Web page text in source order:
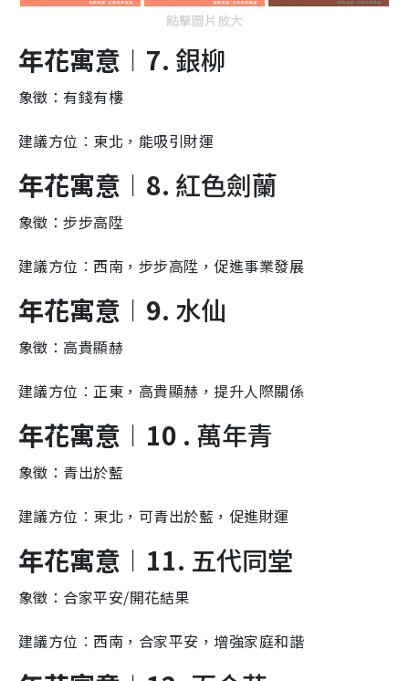
點擊圖片放大
年花寓意︱7. 銀柳
象徵：有錢有樓
建議方位︰東北，能吸引財運
年花寓意︱8. 紅色劍蘭
象徵：步步高陞
建議方位︰西南，步步高陞，促進事業發展
年花寓意︱9. 水仙
象徵：高貴顯赫
建議方位︰正東，高貴顯赫，提升人際關係
年花寓意︱10 . 萬年青
象徵：青出於藍
建議方位︰東北，可青出於藍，促進財運
年花寓意︱11. 五代同堂
象徵：合家平安/開花結果
建議方位︰西南，合家平安，增強家庭和諧